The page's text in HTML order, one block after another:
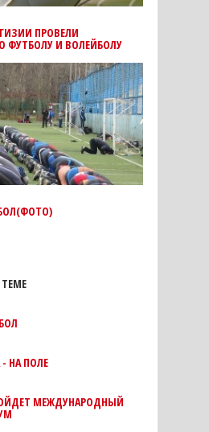
ПРОВЕЛИ
ФУТБОЛУ И ВОЛЕЙБОЛУ
НА ПОЛЕ
МЕЖДУНАРОДНЫЙ